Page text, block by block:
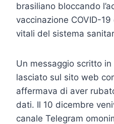
brasiliano bloccando
vaccinazione COVID-
vitali del sistema
Un messaggio scritto
lasciato sul sito web
affermava di aver
dati. Il 10 dicembre
canale Telegram